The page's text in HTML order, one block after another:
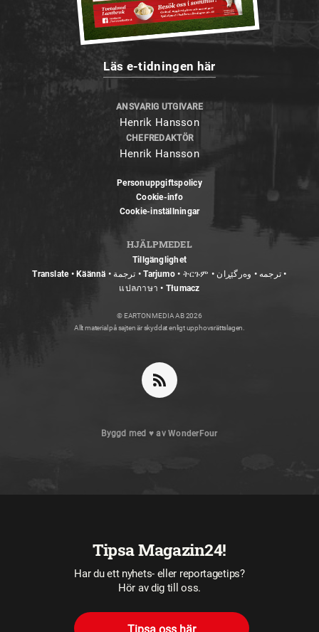
Läs e-tidningen här
ANSVARIG UTGIVARE
Henrik Hansson
CHEFREDAKTÖR
Henrik Hansson
Personuppgiftspolicy
Cookie-info
Cookie-inställningar
HJÄLPMEDEL
Tillgänglighet
Translate • Käännä • ترجمة • Tarjumo • ትርጉም • ترجمه • وەرگێڕان •
แปลภาษา • Tłumacz
© EARTON MEDIA AB 2026
Allt material på sajten är skyddat enligt upphovsrättslagen.
Byggd med ♥ avWonderFour
Tipsa Magazin24!
Har du ett nyhets- eller reportagetips?
Hör av dig till oss.